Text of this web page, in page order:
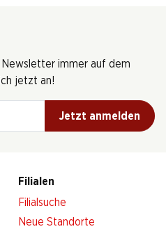
immer auf dem
jetzt an!
Jetzt anmelden
Filialen
Filialsuche
Neue Standorte